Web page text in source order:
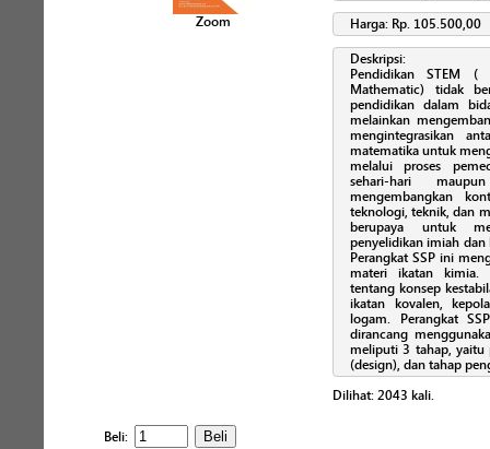
Zoom Harga: Rp. 105.500,00
Deskripsi:
Pendidikan STEM (
Mathematic) tidak
pendidikan dalam
melainkan
mengintegrasikan
matematika untuk
melalui proses
sehari-hari
mengembangkan
teknologi, teknik, dan
berupaya untuk
penyelidikan imiah dan
Perangkat SSP ini
materi ikatan kimia.
tentang konsep
ikatan kovalen,
logam. Perangkat
dirancang
meliputi 3 tahap, yaitu
(design), dan tahap
Dilihat: 2043 kali.
Beli: